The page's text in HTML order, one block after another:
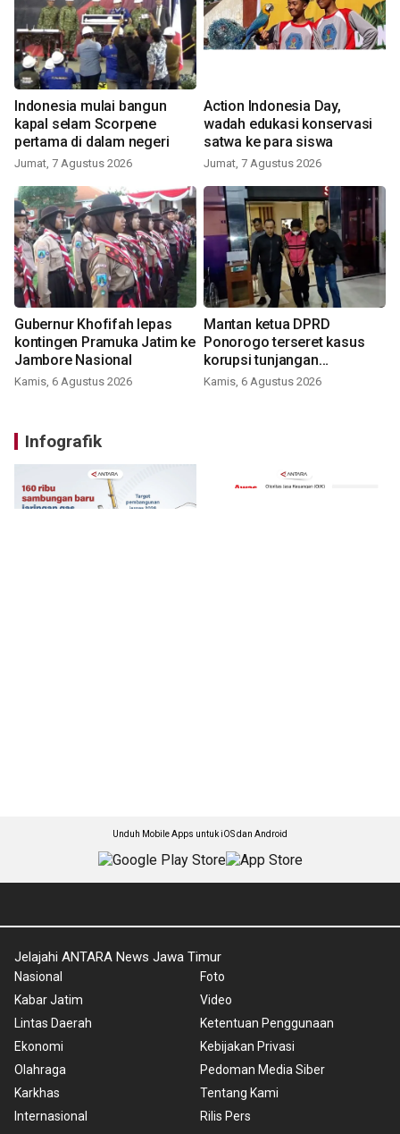
Indonesia mulai bangun
kapal selam Scorpene
pertama di dalam negeri
Jumat, 7 Agustus 2026
Action Indonesia Day,
wadah edukasi konservasi
satwa ke para siswa
Jumat, 7 Agustus 2026
Gubernur Khofifah lepas
kontingen Pramuka Jatim ke
Jambore Nasional
Kamis, 6 Agustus 2026
Mantan ketua DPRD
Ponorogo terseret kasus
korupsi tunjangan
perumahan
Kamis, 6 Agustus 2026
Infografik
Unduh Mobile Apps untuk iOS dan Android
Jelajahi ANTARA News Jawa Timur
Nasional
Kabar Jatim
Lintas Daerah
Ekonomi
Olahraga
Karkhas
Internasional
Foto
Video
Ketentuan Penggunaan
Kebijakan Privasi
Pedoman Media Siber
Tentang Kami
Rilis Pers